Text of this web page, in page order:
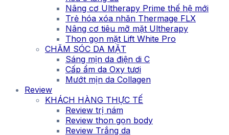
Nâng cơ Ultherapy Prime thế hệ mới
Trẻ hóa xóa nhăn Thermage FLX
Nâng cơ tiêu mỡ mặt Ultherapy
Thon gọn mặt Lift White Pro
CHĂM SÓC DA MẶT
Sáng mịn da điện di C
Cấp ẩm da Oxy tươi
Mướt mịn da Collagen
Review
KHÁCH HÀNG THỰC TẾ
Review trị nám
Review thon gọn body
Review Trắng da